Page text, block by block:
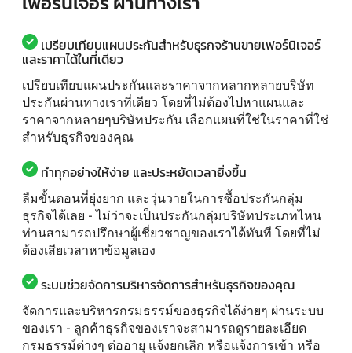
เปรียบเทียบแผนประกันสำหรับธุรกจร้านขายเฟอร์นิเจอร์
และราคาได้ในที่เดียว
เปรียบเทียบแผนประกันและราคาจากหลากหลายบริษัท
ประกันผ่านทางเราที่เดียว โดยที่ไม่ต้องไปหาแผนและ
ราคาจากหลายๆบริษัทประกัน เลือกแผนที่ใช่ในราคาที่ใช่
สำหรับธุรกิจของคุณ
ทำทุกอย่างให้ง่าย และประหยัดเวลายิ่งขึ้น
ลืมขั้นตอนที่ยุ่งยาก และวุ่นวายในการซื้อประกันกลุ่ม
ธุรกิจได้เลย - ไม่ว่าจะเป็นประกันกลุ่มบริษัทประเภทไหน
ท่านสามารถปรึกษาผู้เชี่ยวชาญของเราได้ทันที โดยที่ไม่
ต้องเสียเวลาหาข้อมูลเอง
ระบบช่วยจัดการบริหารจัดการสำหรับธุรกิจของคุณ
จัดการและบริหารกรมธรรม์ของธุรกิจได้ง่ายๆ ผ่านระบบ
ของเรา - ลูกค้าธุรกิจของเราจะสามารถดูรายละเอียด
กรมธรรม์ต่างๆ ต่ออายุ แจ้งยกเลิก หรือแจ้งการเข้า หรือ